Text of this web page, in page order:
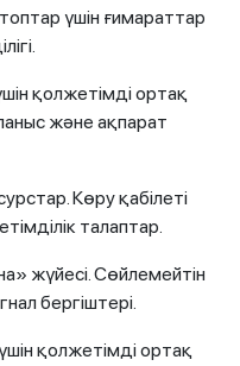
үшін ғимараттар
қолжетімді ортақ
және ақпарат
Көру қабілеті
талаптар.
жүйесі. Сөйлемейтін
бергіштері.
қолжетімді ортақ